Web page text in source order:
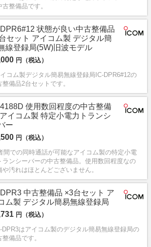
古整備品です。
DPR6#12 状態が良い中古整備品
セット アイコム製 デジタル簡
線登録局(5W)旧波モデル
円（税込）
コム製デジタル簡易無線登録局IC-DPR6#12の
整備品2台セットです。
4188D 使用数回程度の中古整備
イコム製 特定小電力トランシ
ー
円（税込）
間での同時通話が可能なアイコム製の特定小電
ランシーバーの中古整備品。使用数回程度なの
や汚れはほとんどございません。
DPR3 中古整備品 ×3台セット ア
ム製 デジタル簡易無線登録局
円（税込）
DPR3はアイコム製のデジタル簡易無線登録局の
整備品です。